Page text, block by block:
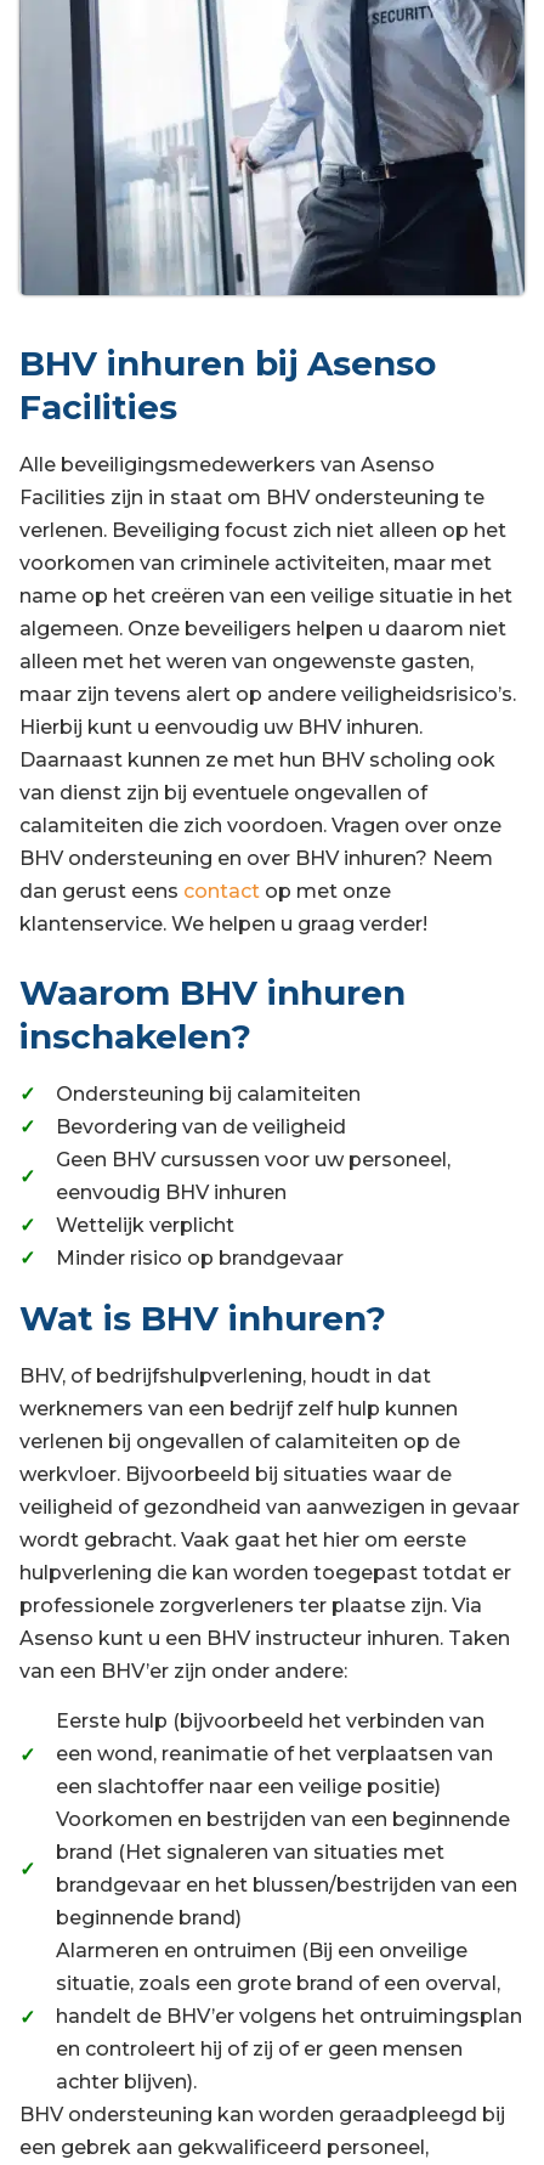
BHV inhuren bij Asenso
Facilities
Alle beveiligingsmedewerkers van Asenso
Facilities zijn in staat om BHV ondersteuning te
verlenen. Beveiliging focust zich niet alleen op het
voorkomen van criminele activiteiten, maar met
name op het creëren van een veilige situatie in het
algemeen. Onze beveiligers helpen u daarom niet
alleen met het weren van ongewenste gasten,
maar zijn tevens alert op andere veiligheidsrisico’s.
Hierbij kunt u eenvoudig uw BHV inhuren.
Daarnaast kunnen ze met hun BHV scholing ook
van dienst zijn bij eventuele ongevallen of
calamiteiten die zich voordoen. Vragen over onze
BHV ondersteuning en over BHV inhuren? Neem
dan gerust eens contact op met onze
klantenservice. We helpen u graag verder!
Waarom BHV inhuren
inschakelen?
Ondersteuning bij calamiteiten
Bevordering van de veiligheid
Geen BHV cursussen voor uw personeel,
eenvoudig BHV inhuren
Wettelijk verplicht
Minder risico op brandgevaar
Wat is BHV inhuren?
BHV, of bedrijfshulpverlening, houdt in dat
werknemers van een bedrijf zelf hulp kunnen
verlenen bij ongevallen of calamiteiten op de
werkvloer. Bijvoorbeeld bij situaties waar de
veiligheid of gezondheid van aanwezigen in gevaar
wordt gebracht. Vaak gaat het hier om eerste
hulpverlening die kan worden toegepast totdat er
professionele zorgverleners ter plaatse zijn. Via
Asenso kunt u een BHV instructeur inhuren. Taken
van een BHV’er zijn onder andere:
Eerste hulp (bijvoorbeeld het verbinden van
een wond, reanimatie of het verplaatsen van
een slachtoffer naar een veilige positie)
Voorkomen en bestrijden van een beginnende
brand (Het signaleren van situaties met
brandgevaar en het blussen/bestrijden van een
beginnende brand)
Alarmeren en ontruimen (Bij een onveilige
situatie, zoals een grote brand of een overval,
handelt de BHV’er volgens het ontruimingsplan
en controleert hij of zij of er geen mensen
achter blijven).
BHV ondersteuning kan worden geraadpleegd bij
een gebrek aan gekwalificeerd personeel,